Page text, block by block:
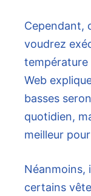
Cependant,
voudrez
température
Web
basses
quotidien,
meilleur
Néanmoins,
certains